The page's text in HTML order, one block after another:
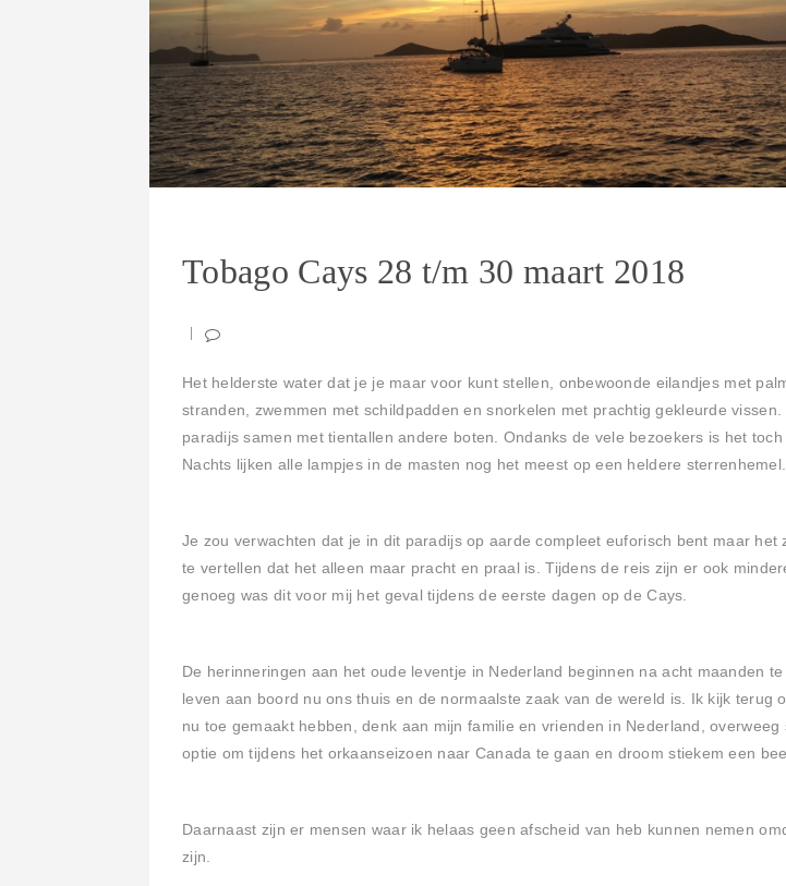
Tobago Cays 28 t/m 30 maart 2018
Het helderste water dat je je maar voor kunt stellen, onbewoonde eilandjes met
stranden, zwemmen met schildpadden en snorkelen met prachtig gekleurde
paradijs samen met tientallen andere boten. Ondanks de vele bezoekers is het toch
Nachts lijken alle lampjes in de masten nog het meest op een heldere sterrenhemel.
Je zou verwachten dat je in dit paradijs op aarde compleet euforisch bent maar het
te vertellen dat het alleen maar pracht en praal is. Tijdens de reis zijn er ook
genoeg was dit voor mij het geval tijdens de eerste dagen op de Cays.
De herinneringen aan het oude leventje in Nederland beginnen na acht maanden
leven aan boord nu ons thuis en de normaalste zaak van de wereld is. Ik kijk terug
nu toe gemaakt hebben, denk aan mijn familie en vrienden in Nederland, overweeg
optie om tijdens het orkaanseizoen naar Canada te gaan en droom stiekem een
Daarnaast zijn er mensen waar ik helaas geen afscheid van heb kunnen nemen
zijn.